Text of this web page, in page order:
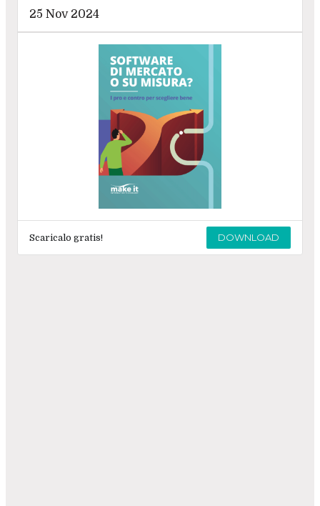
25 Nov 2024
Scaricalo gratis! DOWNLOAD